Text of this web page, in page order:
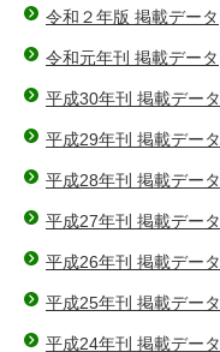
令和２年版 掲載データ
令和元年刊 掲載データ
平成30年刊 掲載データ
平成29年刊 掲載データ
平成28年刊 掲載データ
平成27年刊 掲載データ
平成26年刊 掲載データ
平成25年刊 掲載データ
平成24年刊 掲載データ